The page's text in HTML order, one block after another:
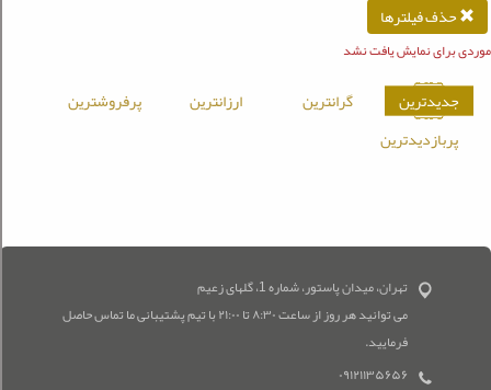
حذف فیلترها
موردی برای نمایش یافت نشد
جدیدترین گرانترین ارزانترین
پرفروشترین
پربازدیدترین
تهران، میدان پاستور، شماره 1، گلهای زعیم
می توانید هر روز از ساعت ۸:۳۰ تا ۲۱:۰۰ با تیم پشتیبانی ما تماس حاصل
فرمایید.
۰۹۱۲۱۱۳۵۶۵۶